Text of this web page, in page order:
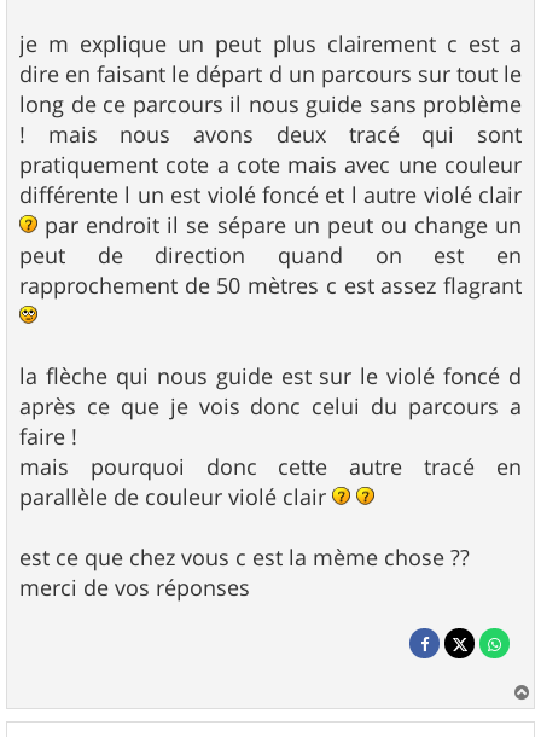
je m explique un peut plus clairement c est a
dire en faisant le départ d un parcours sur tout le
long de ce parcours il nous guide sans problème
! mais nous avons deux tracé qui sont
pratiquement cote a cote mais avec une couleur
différente l un est violé foncé et l autre violé clair
par endroit il se sépare un peut ou change un
peut de direction quand on est en
rapprochement de 50 mètres c est assez flagrant
la flèche qui nous guide est sur le violé foncé d
après ce que je vois donc celui du parcours a
faire !
mais pourquoi donc cette autre tracé en
parallèle de couleur violé clair
est ce que chez vous c est la mème chose ??
merci de vos réponses
a